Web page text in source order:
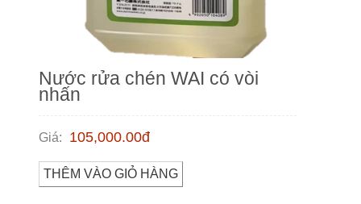
Nước rửa chén WAI có vòi
nhấn
Giá: 105,000.00đ
THÊM VÀO GIỎ HÀNG